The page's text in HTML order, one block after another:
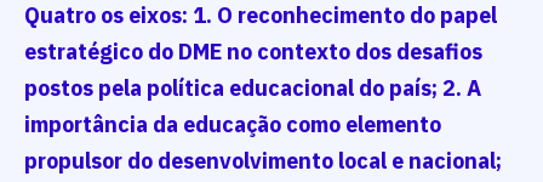
Quatro os eixos: 1. O reconhecimento do papel
estratégico do DME no contexto dos desafios
postos pela política educacional do país; 2. A
importância da educação como elemento
propulsor do desenvolvimento local e nacional;